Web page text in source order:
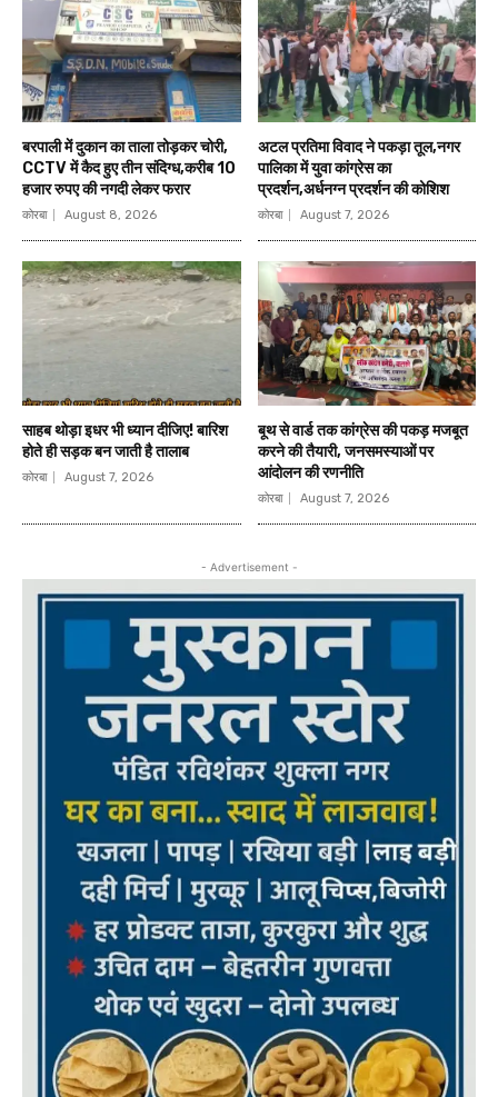
बरपाली में दुकान का ताला तोड़कर चोरी,
CCTV में कैद हुए तीन संदिग्ध,करीब 10
हजार रुपए की नगदी लेकर फरार
कोरबा August 8, 2026
अटल प्रतिमा विवाद ने पकड़ा तूल,नगर
पालिका में युवा कांग्रेस का
प्रदर्शन,अर्धनग्न प्रदर्शन की कोशिश
कोरबा August 7, 2026
साहब थोड़ा इधर भी ध्यान दीजिए! बारिश
होते ही सड़क बन जाती है तालाब
कोरबा August 7, 2026
बूथ से वार्ड तक कांग्रेस की पकड़ मजबूत
करने की तैयारी, जनसमस्याओं पर
आंदोलन की रणनीति
कोरबा August 7, 2026
- Advertisement -